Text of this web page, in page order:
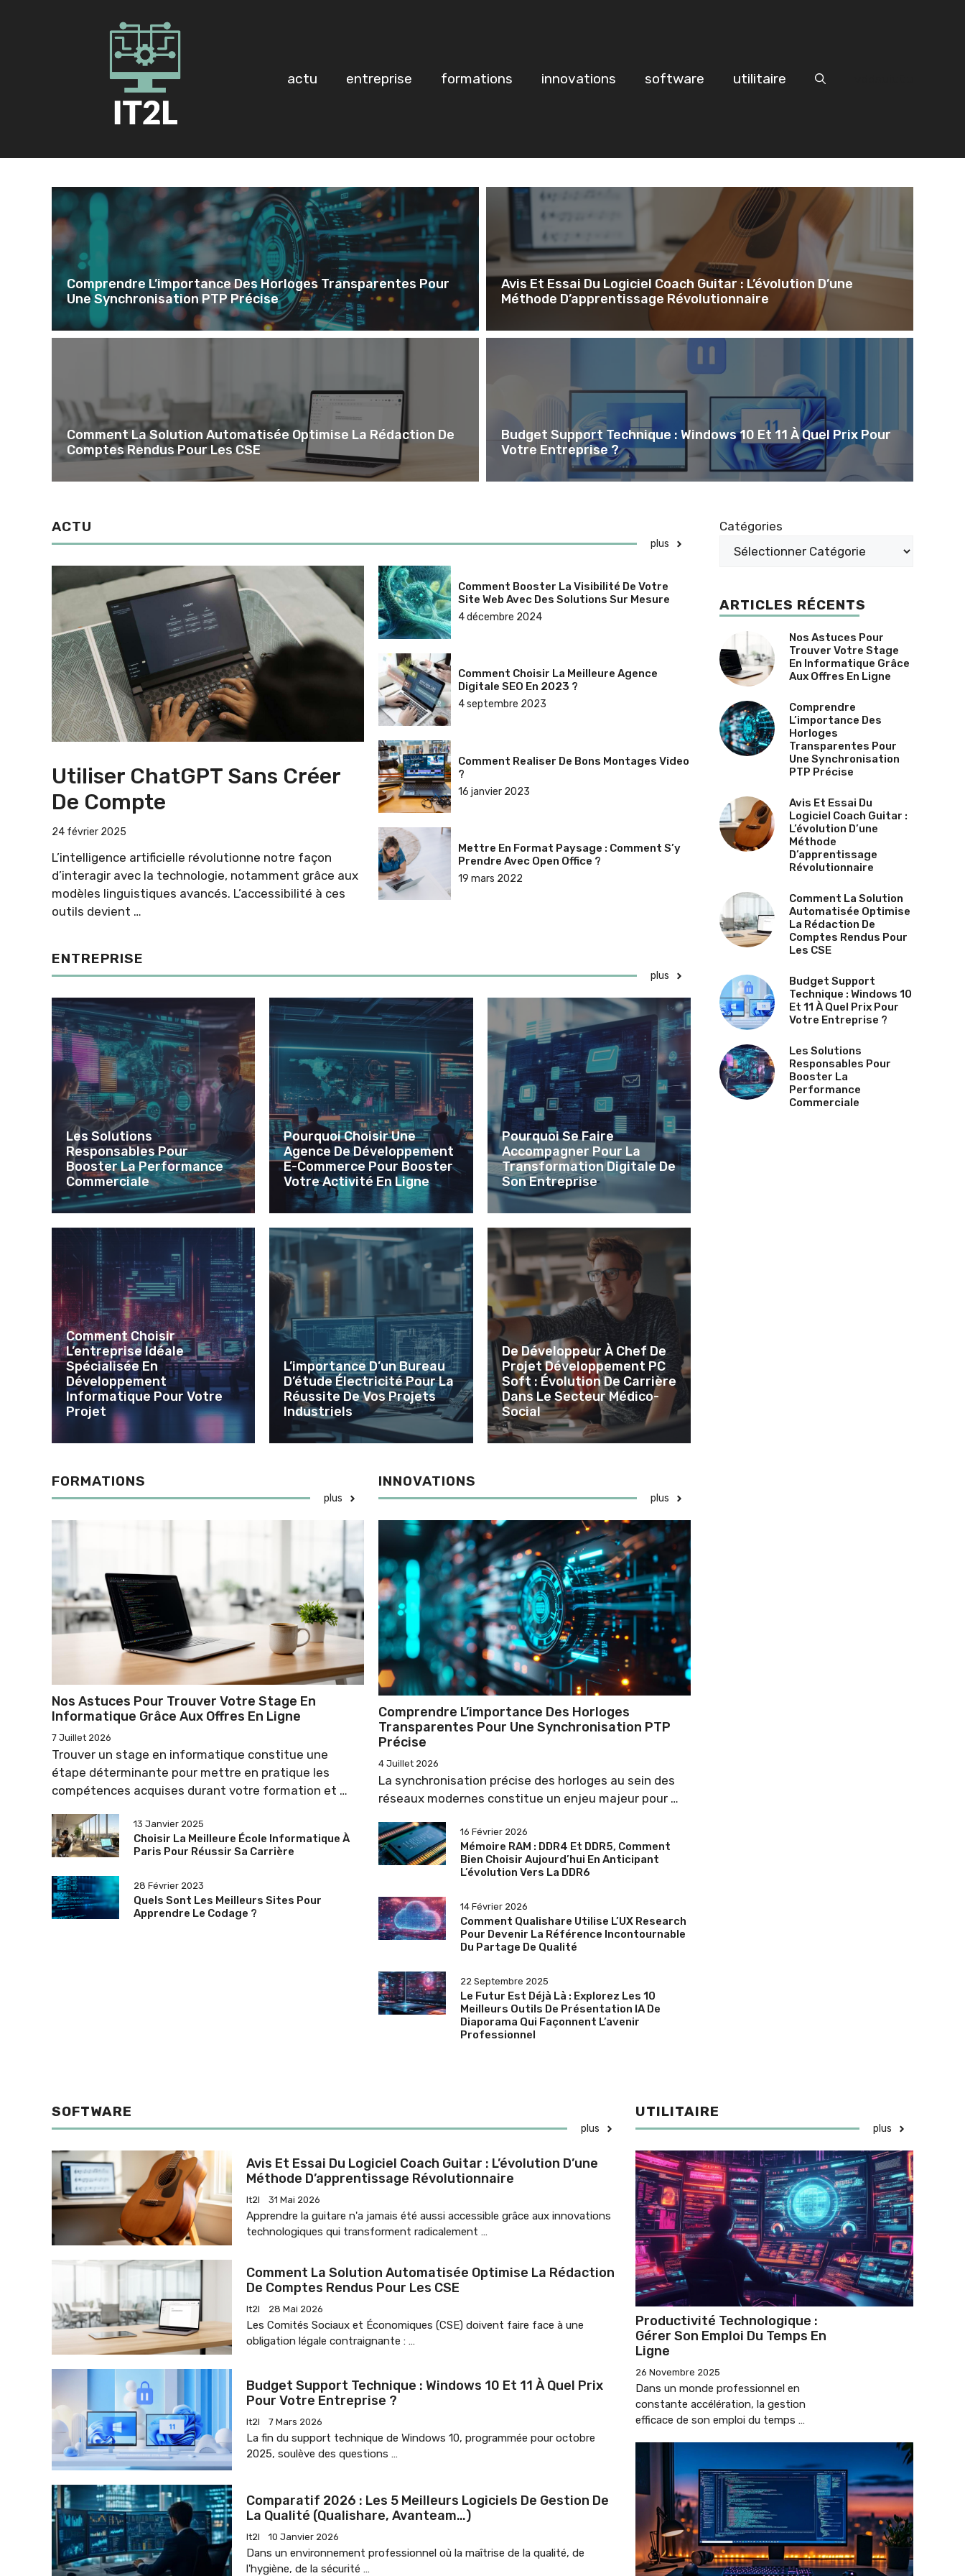
actu entreprise formations innovations software utilitaire
Comprendre L’importance Des Horloges Transparentes Pour
Une Synchronisation PTP Précise
Avis Et Essai Du Logiciel Coach Guitar : L’évolution D’une
Méthode D’apprentissage Révolutionnaire
Comment La Solution Automatisée Optimise La Rédaction De
Comptes Rendus Pour Les CSE
Budget Support Technique : Windows 10 Et 11 À Quel Prix Pour
Votre Entreprise ?
ACTU
plus
Utiliser ChatGPT Sans Créer
De Compte
24 février 2025
L’intelligence artificielle révolutionne notre façon
d’interagir avec la technologie, notamment grâce aux
modèles linguistiques avancés. L’accessibilité à ces
outils devient …
Comment Booster La Visibilité De Votre
Site Web Avec Des Solutions Sur Mesure
4 décembre 2024
Comment Choisir La Meilleure Agence
Digitale SEO En 2023 ?
4 septembre 2023
Comment Realiser De Bons Montages Video
?
16 janvier 2023
Mettre En Format Paysage : Comment S’y
Prendre Avec Open Office ?
19 mars 2022
ENTREPRISE
plus
Les Solutions
Responsables Pour
Booster La Performance
Commerciale
Pourquoi Choisir Une
Agence De Développement
E-Commerce Pour Booster
Votre Activité En Ligne
Pourquoi Se Faire
Accompagner Pour La
Transformation Digitale De
Son Entreprise
Comment Choisir
L’entreprise Idéale
Spécialisée En
Développement
Informatique Pour Votre
Projet
L’importance D’un Bureau
D’étude Électricité Pour La
Réussite De Vos Projets
Industriels
De Développeur À Chef De
Projet Développement PC
Soft : Évolution De Carrière
Dans Le Secteur Médico-
Social
FORMATIONS
plus
Nos Astuces Pour Trouver Votre Stage En
Informatique Grâce Aux Offres En Ligne
7 Juillet 2026
Trouver un stage en informatique constitue une
étape déterminante pour mettre en pratique les
compétences acquises durant votre formation et …
13 Janvier 2025
Choisir La Meilleure École Informatique À
Paris Pour Réussir Sa Carrière
28 Février 2023
Quels Sont Les Meilleurs Sites Pour
Apprendre Le Codage ?
INNOVATIONS
plus
Comprendre L’importance Des Horloges
Transparentes Pour Une Synchronisation PTP
Précise
4 Juillet 2026
La synchronisation précise des horloges au sein des
réseaux modernes constitue un enjeu majeur pour …
16 Février 2026
Mémoire RAM : DDR4 Et DDR5, Comment
Bien Choisir Aujourd’hui En Anticipant
L’évolution Vers La DDR6
14 Février 2026
Comment Qualishare Utilise L’UX Research
Pour Devenir La Référence Incontournable
Du Partage De Qualité
22 Septembre 2025
Le Futur Est Déjà Là : Explorez Les 10
Meilleurs Outils De Présentation IA De
Diaporama Qui Façonnent L’avenir
Professionnel
Catégories
ARTICLES RÉCENTS
Nos Astuces Pour
Trouver Votre Stage
En Informatique Grâce
Aux Offres En Ligne
Comprendre
L’importance Des
Horloges
Transparentes Pour
Une Synchronisation
PTP Précise
Avis Et Essai Du
Logiciel Coach Guitar :
L’évolution D’une
Méthode
D’apprentissage
Révolutionnaire
Comment La Solution
Automatisée Optimise
La Rédaction De
Comptes Rendus Pour
Les CSE
Budget Support
Technique : Windows 10
Et 11 À Quel Prix Pour
Votre Entreprise ?
Les Solutions
Responsables Pour
Booster La
Performance
Commerciale
SOFTWARE
plus
Avis Et Essai Du Logiciel Coach Guitar : L’évolution D’une
Méthode D’apprentissage Révolutionnaire
It2l 31 Mai 2026
Apprendre la guitare n'a jamais été aussi accessible grâce aux innovations
technologiques qui transforment radicalement …
Comment La Solution Automatisée Optimise La Rédaction
De Comptes Rendus Pour Les CSE
It2l 28 Mai 2026
Les Comités Sociaux et Économiques (CSE) doivent faire face à une
obligation légale contraignante : …
Budget Support Technique : Windows 10 Et 11 À Quel Prix
Pour Votre Entreprise ?
It2l 7 Mars 2026
La fin du support technique de Windows 10, programmée pour octobre
2025, soulève des questions …
Comparatif 2026 : Les 5 Meilleurs Logiciels De Gestion De
La Qualité (Qualishare, Avanteam…)
It2l 10 Janvier 2026
Dans un environnement professionnel où la maîtrise de la qualité, de
l'hygiène, de la sécurité …
UTILITAIRE
plus
Productivité Technologique :
Gérer Son Emploi Du Temps En
Ligne
26 Novembre 2025
Dans un monde professionnel en
constante accélération, la gestion
efficace de son emploi du temps …